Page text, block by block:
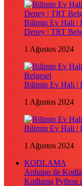
Bilimin Ev Hali |
Deney | TRT
1 Ağustos 2024
Bilimin Ev Hali |
1 Ağustos 2024
Bilimin Ev Hali |
1 Ağustos 2024
KODLAMA
Arduino ile
Kodlama Python